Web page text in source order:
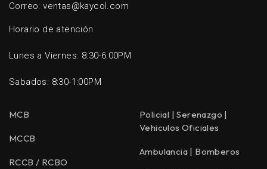
Correo: ventas@kaycol.com
Horario de atención
Lunes a Viernes: 8:30-6:00PM
Sabados: 8:30-1:00PM
MCB
MCCB
RCCB / RCBO
Policial | Serenazgo |
Vehiculos Oficiales
Ambulancia | Bomberos